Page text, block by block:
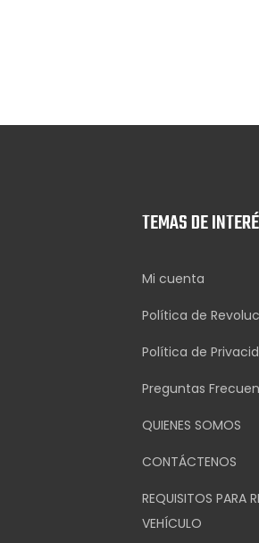
TEMAS DE
Mi cuenta
Política de
Política de
Preguntas
QUIENES SOMOS
CONTÁCTENOS
REQUISITOS PARA
VEHÍCULO